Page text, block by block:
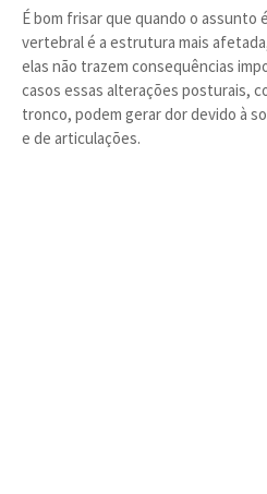
É bom frisar que quando o assunto
vertebral é a estrutura mais
elas não trazem consequências
casos essas alterações posturais,
tronco, podem gerar dor devido à
e de articulações.